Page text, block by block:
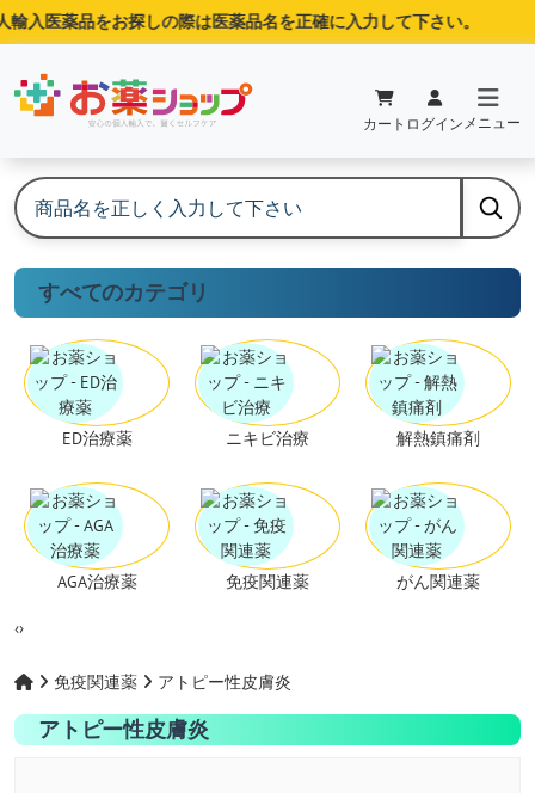
入医薬品をお探しの際は医薬品名を正確に入力して下さい。
カート ログイン メニュー
すべてのカテゴリ
ED治療薬
AGA治療薬
ニキビ治療
免疫関連薬
解熱鎮痛剤
がん関連薬
‹›
免疫関連薬 アトピー性皮膚炎
アトピー性皮膚炎